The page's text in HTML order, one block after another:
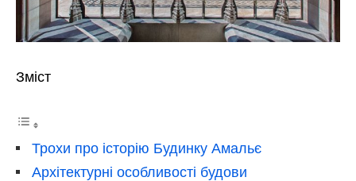
Зміст
Трохи про історію Будинку Амальє
Архітектурні особливості будови